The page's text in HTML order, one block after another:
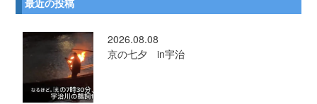
2026.08.08
京の七夕 in宇治